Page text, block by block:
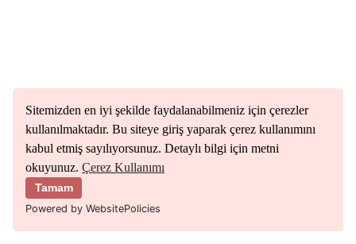
Sitemizden en iyi şekilde faydalanabilmeniz için çerezler
kullanılmaktadır. Bu siteye giriş yaparak çerez kullanımını
kabul etmiş sayılıyorsunuz. Detaylı bilgi için metni
okuyunuz. Çerez Kullanımı
Tamam
Powered by WebsitePolicies